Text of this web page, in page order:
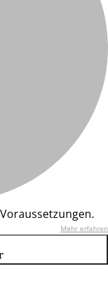
Mehr erfahren